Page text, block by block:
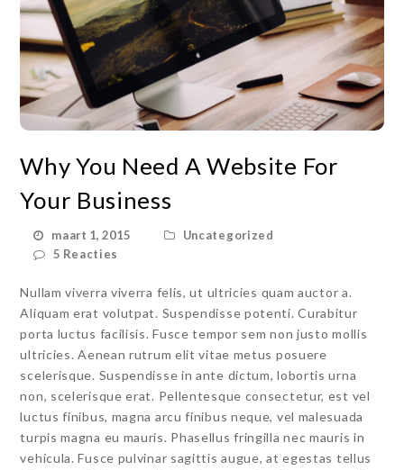
Why You Need A Website For
Your Business
maart 1, 2015
Uncategorized
5 Reacties
Nullam viverra viverra felis, ut ultricies quam auctor a.
Aliquam erat volutpat. Suspendisse potenti. Curabitur
porta luctus facilisis. Fusce tempor sem non justo mollis
ultricies. Aenean rutrum elit vitae metus posuere
scelerisque. Suspendisse in ante dictum, lobortis urna
non, scelerisque erat. Pellentesque consectetur, est vel
luctus finibus, magna arcu finibus neque, vel malesuada
turpis magna eu mauris. Phasellus fringilla nec mauris in
vehicula. Fusce pulvinar sagittis augue, at egestas tellus